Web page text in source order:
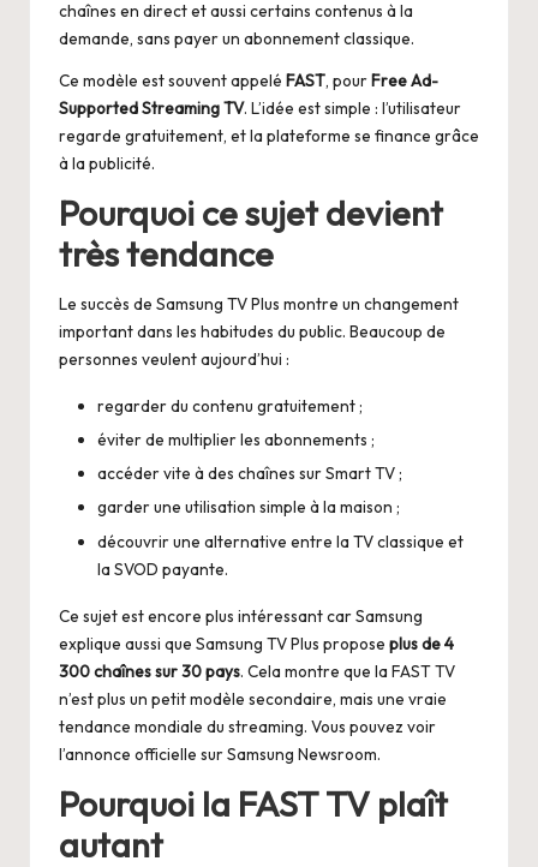
chaînes en direct et aussi certains contenus à la
demande, sans payer un abonnement classique.
Ce modèle est souvent appelé FAST, pourFree Ad-
Supported Streaming TV. L’idée est simple : l’utilisateur
regarde gratuitement, et la plateforme se finance grâce
à la publicité.
Pourquoi ce sujet devient
très tendance
Le succès de Samsung TV Plus montre un changement
important dans les habitudes du public. Beaucoup de
personnes veulent aujourd’hui :
regarder du contenu gratuitement ;
éviter de multiplier les abonnements ;
accéder vite à des chaînes sur Smart TV ;
garder une utilisation simple à la maison ;
découvrir une alternative entre la TV classique et
la SVOD payante.
Ce sujet est encore plus intéressant car Samsung
explique aussi que Samsung TV Plus propose plus de 4
300 chaînes sur 30 pays. Cela montre que la FAST TV
n’est plus un petit modèle secondaire, mais une vraie
tendance mondiale du streaming. Vous pouvez voir
l’annonce officielle surSamsung Newsroom.
Pourquoi la FAST TV plaît
autant